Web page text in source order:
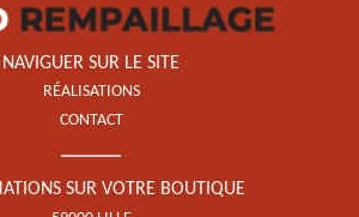
NAVIGUER SUR LE SITE
RÉALISATIONS
CONTACT
SUR VOTRE BOUTIQUE